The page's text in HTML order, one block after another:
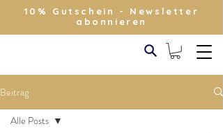
10% Gutschein - Newsletter
abonnieren
Beitrag
Alle Posts